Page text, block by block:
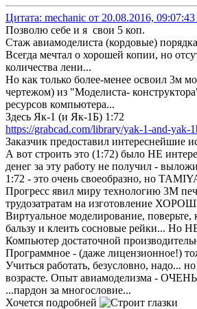
Цитата: mechanic от 20.08.2016, 09:07:43
Позволю себе и я свои 5 коп.
Стаж авиамоделиста (кордовые)
Всегда мечтал о хорошей копии, но
количества лени...
Но как только более-менее освоил 3м
чертежом) из "Моделиста-
ресурсов компьютера...
Здесь Як-1 (и Як-1Б) 1:72
https://grabcad.com/library/yak-1-and-yak-
Заказчик предоставил интереснейшие
А вот строить это (1:72) было НЕ
денег за эту работу не получил -
1:72 - это очень своеобразно, но
Прогресс явил миру технологию 3М
трудозатратам на изготовление
Виртуальное моделирование,
бальзу и клеить сосновые рейки... Но
Компьютер достаточной
Программное - (даже лицензионное!)
Учиться работать, безусловно,
возрасте. Опыт авиамоделизма - ОЧЕНЬ
...пардон за многословие...
Хочется подробней